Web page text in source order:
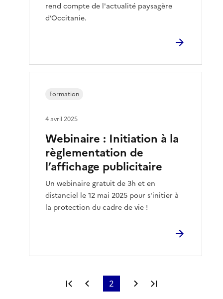
rend compte de l'actualité paysagère
d’Occitanie.
Webinaire : Initiation à la
règlementation de
l’affichage publicitaire
Un webinaire gratuit de 3h et en
distanciel le 12 mai 2025 pour s'initier à
la protection du cadre de vie !
Formation
4 avril 2025
Première page
Page précédente
2 Page suivante